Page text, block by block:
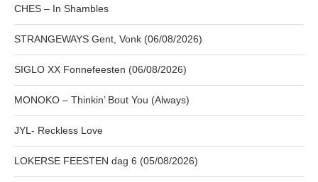
CHES – In Shambles
STRANGEWAYS Gent, Vonk (06/08/2026)
SIGLO XX Fonnefeesten (06/08/2026)
MONOKO – Thinkin’ Bout You (Always)
JYL- Reckless Love
LOKERSE FEESTEN dag 6 (05/08/2026)